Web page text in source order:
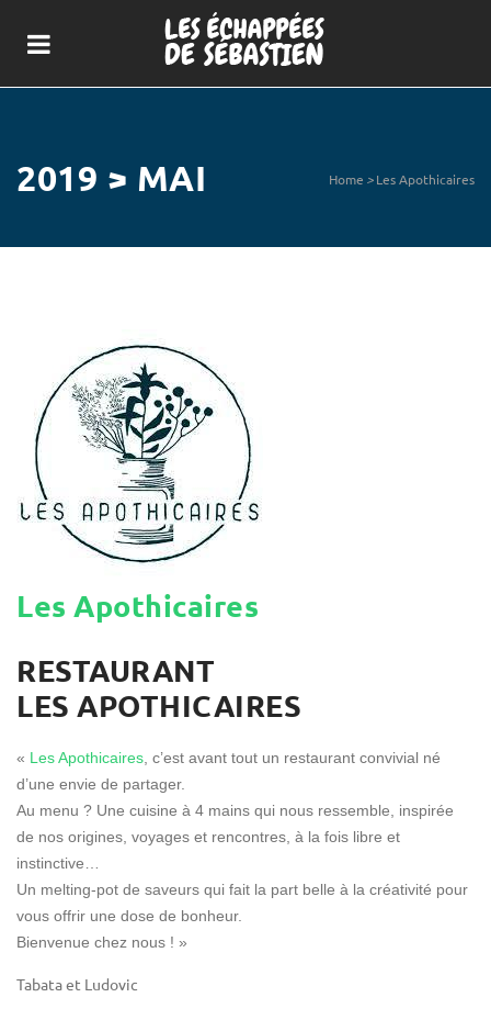
2019 > MAI Home >Les Apothicaires
Les Apothicaires
RESTAURANT
LES APOTHICAIRES
« Les Apothicaires , c’est avant tout un restaurant convivial né
d’une envie de partager.
Au menu ? Une cuisine à 4 mains qui nous ressemble, inspirée
de nos origines, voyages et rencontres, à la fois libre et
instinctive…
Un melting-pot de saveurs qui fait la part belle à la créativité pour
vous offrir une dose de bonheur.
Bienvenue chez nous ! »
Tabata et Ludovic